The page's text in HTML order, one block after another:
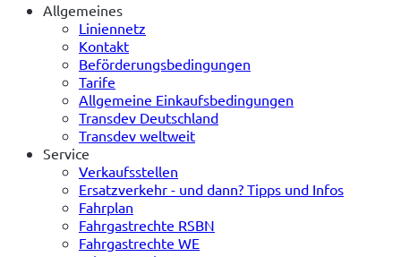
Allgemeines
Liniennetz
Kontakt
Beförderungsbedingungen
Tarife
Allgemeine Einkaufsbedingungen
Transdev Deutschland
Transdev weltweit
Service
Verkaufsstellen
Ersatzverkehr - und dann? Tipps und Infos
Fahrplan
Fahrgastrechte RSBN
Fahrgastrechte WE